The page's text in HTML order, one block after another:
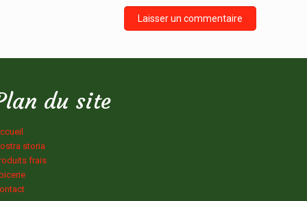
du site
storia
frais